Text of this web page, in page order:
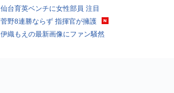
仙台育英ベンチに女性部員 注目
菅野8連勝ならず 指揮官が擁護
伊織もえの最新画像にファン騒然